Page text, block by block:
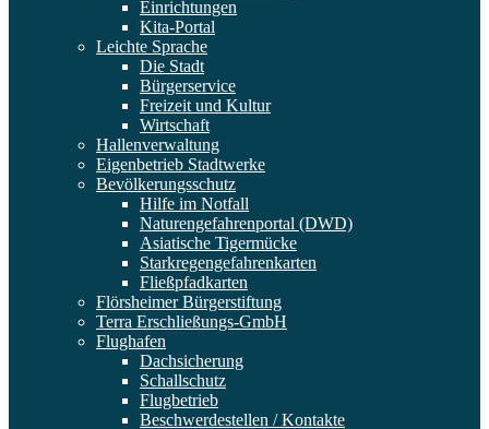
Einrichtungen
Kita-Portal
Leichte Sprache
Die Stadt
Bürgerservice
Freizeit und Kultur
Wirtschaft
Hallenverwaltung
Eigenbetrieb Stadtwerke
Bevölkerungsschutz
Hilfe im Notfall
Naturengefahrenportal (DWD)
Asiatische Tigermücke
Starkregengefahrenkarten
Fließpfadkarten
Flörsheimer Bürgerstiftung
Terra Erschließungs-GmbH
Flughafen
Dachsicherung
Schallschutz
Flugbetrieb
Beschwerdestellen / Kontakte